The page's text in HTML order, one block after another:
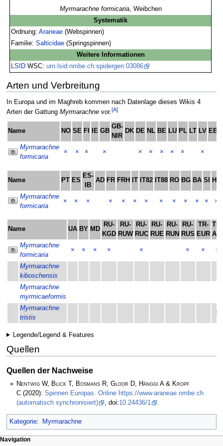
Myrmarachne formicaria, Weibchen
Systematik
Ordnung:Araneae (Webspinnen)
Familie:Salticidae (Springspinnen)
Weitere Informationen
LSID WSC:urn:lsid:nmbe.ch:spidergen:03086
Arten und Verbreitung
In Europa und im Maghreb kommen nach Datenlage dieses Wikis 4
Arten der Gattung Myrmarachnevor.[A]
Name NO SE FI IE GB
GB-
NIR
DK DE NL BE LU PL LT LV EE
Myrmarachne
formicaria
× × × × × × × × × ×
Name PT ES
ES-
IB
AD FR FRH IT IT82 IT88 RO BG BA SI HR
Myrmarachne
formicaria
× × × × × × × × × × × × ×
Name UA BY MD
RU-
KGD
RU-
RUW
RU-
RUC
RU-
RUE
RU-
RUN
RU-
RUS
TR-
EUR
TR-
ASI
Myrmarachne
formicaria
× × × × × × × ×
Myrmarachne
kiboschensis
Myrmarachne
myrmicaeformis
Myrmarachne
tristis
×
Legende/Legend & Features
Quellen
Quellen der Nachweise
Nentwig W, Blick T, Bosmans R, Gloor D, Hänggi A & Kropf
C (2020): Spinnen Europas. Online https://www.araneae.nmbe.ch
(automatisch synchronisiert)
, doi:10.24436/1 .
Kategorie: Myrmarachne
Navigation